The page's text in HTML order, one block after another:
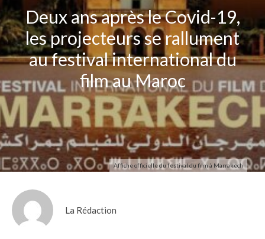
Affiche officielle du festival du film à Marrakech
Deux ans après le Covid-19,
les projecteurs se rallument
au festival international du
film au Maroc
La Rédaction